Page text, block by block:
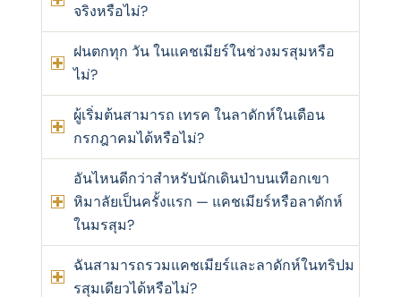
จริงหรือไม่?
ฝนตกทุก วัน ในแคชเมียร์ในช่วงมรสุมหรือ
ไม่?
ผู้เริ่มต้นสามารถ เทรค ในลาดักห์ในเดือน
กรกฎาคมได้หรือไม่?
อันไหนดีกว่าสําหรับนักเดินป่าบนเทือกเขา
หิมาลัยเป็นครั้งแรก — แคชเมียร์หรือลาดักห์
ในมรสุม?
ฉันสามารถรวมแคชเมียร์และลาดักห์ในทริปม
รสุมเดียวได้หรือไม่?